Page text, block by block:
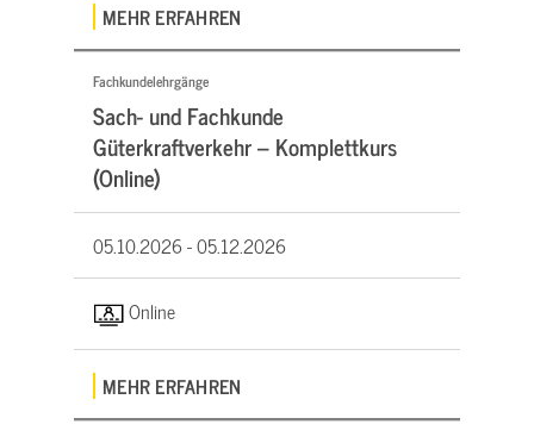
MEHR ERFAHREN
Fachkundelehrgänge
Sach- und Fachkunde
Güterkraftverkehr – Komplettkurs
(Online)
05.10.2026 -05.12.2026
Online
MEHR ERFAHREN